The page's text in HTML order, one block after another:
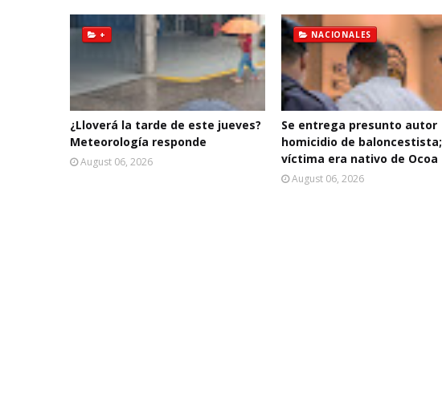
+
¿Lloverá la tarde de este jueves?
Meteorología responde
August 06, 2026
NACIONALES
Se entrega presunto autor
homicidio de baloncestista;
víctima era nativo de Ocoa
August 06, 2026